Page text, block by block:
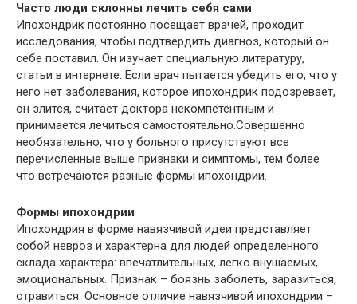
Часто люди склонны лечить себя сами
Ипохондрик постоянно посещает врачей, проходит
исследования, чтобы подтвердить диагноз, который он
себе поставил. Он изучает специальную литературу,
статьи в интернете. Если врач пытается убедить его, что у
него нет заболевания, которое ипохондрик подозревает,
он злится, считает доктора некомпетентным и
принимается лечиться самостоятельно.Совершенно
необязательно, что у больного присутствуют все
перечисленные выше признаки и симптомы, тем более
что встречаются разные формы ипохондрии.
Формы ипохондрии
Ипохондрия в форме навязчивой идеи представляет
собой невроз и характерна для людей определенного
склада характера: впечатлительных, легко внушаемых,
эмоциональных. Признак – боязнь заболеть, заразиться,
отравиться. Основное отличие навязчивой ипохондрии –